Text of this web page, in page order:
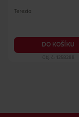
Terezia
DO KOŠÍKU
Obj. č.: 1258288